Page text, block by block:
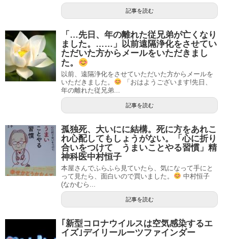
記事を読む
「…先日、年の離れた従兄弟が亡くなり
ました。……」以前遠隔浄化をさせてい
ただいた方からメールをいただきまし
た。
以前、遠隔浄化をさせていただいた方からメールを
いただきました。
「おはようございます!先日、
年の離れた従兄弟...
記事を読む
孤独死、大いにに結構。死に方をあれこ
れ心配してもしょうがない。「心に折り
合いをつけて うまいことやる習慣」精
神科医中村恒子
本屋さんでふらふら見ていたら、気になって手にと
って見たら、面白いので買いました。
中村恒子
(なかむら...
記事を読む
｢新型コロナウイルスは空気感染するエ
イズ｣デイリールーツファインダー